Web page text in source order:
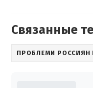
Связанные
ПРОБЛЕМИ РОССИЯН